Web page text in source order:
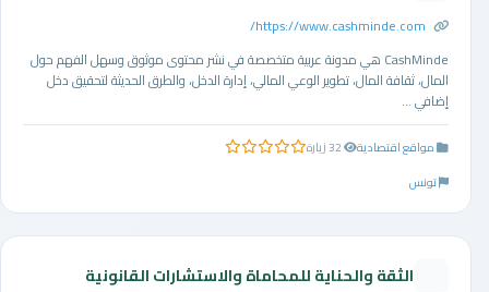
https://www.cashminde.com/
CashMinde هي مدونة عربية متخصصة في نشر محتوى موثوق وسهل الفهم حول
المال، ثقافة المال، تطوير الوعي المالي، إدارة الدخل، والطرق الحديثة لتحقيق دخل
إضافي ...
مواقع اقتصادية 0.0 من 5 نجوم
تونس
الثقة والحناية للمحاماة والاستشارات القانونية